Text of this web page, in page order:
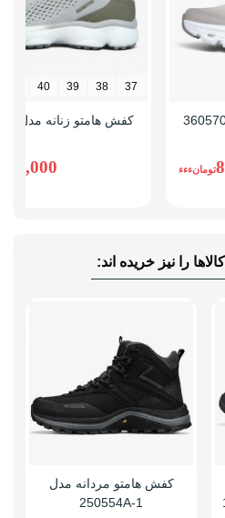
تومانءءء
37
38
39
40
کفش هامتو زنانه مدل 371481B-4
را نیز خریده اند:
کفش هامتو مردانه مدل
250554A-1